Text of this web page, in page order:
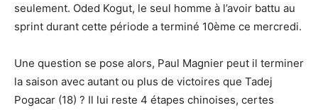
seulement. Oded Kogut, le seul homme à l’avoir battu au
sprint durant cette période a terminé 10ème ce mercredi.
Une question se pose alors, Paul Magnier peut il terminer
la saison avec autant ou plus de victoires que Tadej
Pogacar (18) ? Il lui reste 4 étapes chinoises, certes